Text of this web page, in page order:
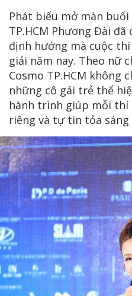
Phát biểu mở màn buổi
TP.HCM Phương Đài
định hướng mà cuộc
giải năm nay. Theo nữ
Cosmo TP.HCM không
những cô gái trẻ thể
hành trình giúp mỗi thí
riêng và tự tin tỏa sáng